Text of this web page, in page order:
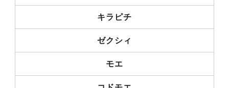
キラピチ
ゼクシィ
モエ